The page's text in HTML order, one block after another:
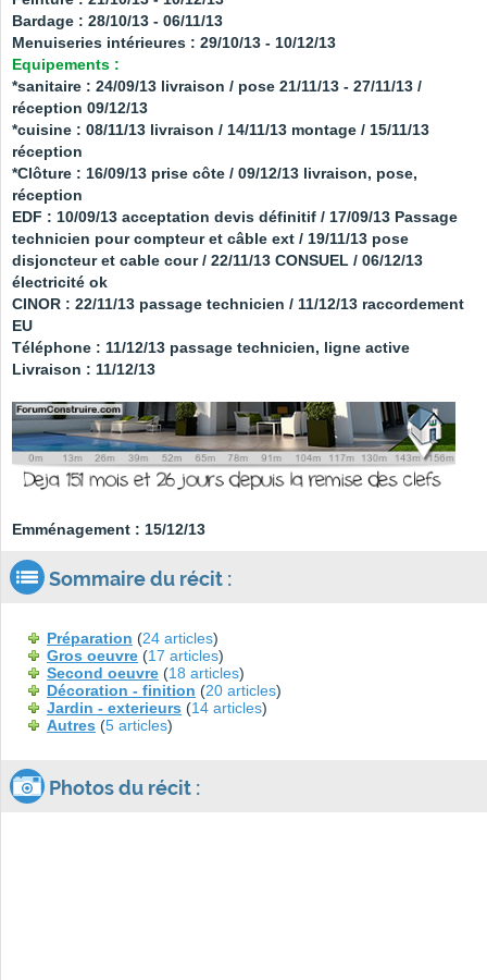
Bardage : 28/10/13 - 06/11/13
Menuiseries intérieures : 29/10/13 - 10/12/13
Equipements :
*sanitaire : 24/09/13 livraison / pose 21/11/13 - 27/11/13 /
réception 09/12/13
*cuisine : 08/11/13 livraison / 14/11/13 montage / 15/11/13
réception
*Clôture : 16/09/13 prise côte / 09/12/13 livraison, pose,
réception
EDF : 10/09/13 acceptation devis définitif / 17/09/13 Passage
technicien pour compteur et câble ext / 19/11/13 pose
disjoncteur et cable cour / 22/11/13 CONSUEL / 06/12/13
électricité ok
CINOR : 22/11/13 passage technicien / 11/12/13 raccordement
EU
Téléphone : 11/12/13 passage technicien, ligne active
Livraison : 11/12/13
Emménagement : 15/12/13
Sommaire du récit :
Préparation (24 articles)
Gros oeuvre (17 articles)
Second oeuvre (18 articles)
Décoration - finition (20 articles)
Jardin - exterieurs (14 articles)
Autres (5 articles)
Photos du récit :